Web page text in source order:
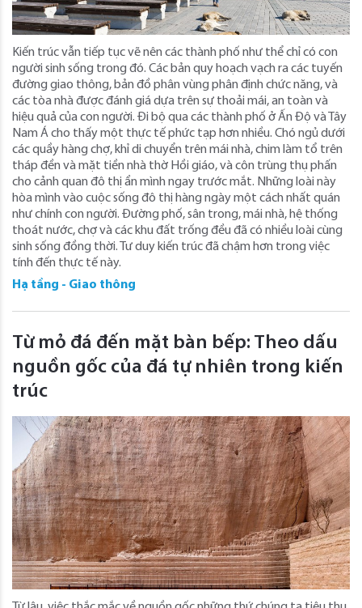
Kiến trúc vẫn tiếp tục vẽ nên các thành phố như thể chỉ có con
người sinh sống trong đó. Các bản quy hoạch vạch ra các tuyến
đường giao thông, bản đồ phân vùng phân định chức năng, và
các tòa nhà được đánh giá dựa trên sự thoải mái, an toàn và
hiệu quả của con người. Đi bộ qua các thành phố ở Ấn Độ và Tây
Nam Á cho thấy một thực tế phức tạp hơn nhiều. Chó ngủ dưới
các quầy hàng chợ, khỉ di chuyển trên mái nhà, chim làm tổ trên
tháp đền và mặt tiền nhà thờ Hồi giáo, và côn trùng thụ phấn
cho cảnh quan đô thị ẩn mình ngay trước mắt. Những loài này
hòa mình vào cuộc sống đô thị hàng ngày một cách nhất quán
như chính con người. Đường phố, sân trong, mái nhà, hệ thống
thoát nước, chợ và các khu đất trống đều đã có nhiều loài cùng
sinh sống đồng thời. Tư duy kiến ​​trúc đã chậm hơn trong việc
tính đến thực tế này.
Hạ tầng - Giao thông
Từ mỏ đá đến mặt bàn bếp: Theo dấu
nguồn gốc của đá tự nhiên trong kiến ​​
trúc